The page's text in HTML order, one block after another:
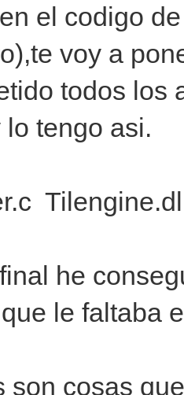
el codigo
voy a
todos los
tengo asi.
he
le faltaba
son cosas